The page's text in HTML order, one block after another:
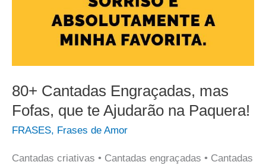
80+ Cantadas Engraçadas, mas
Fofas, que te Ajudarão na Paquera!
FRASES, Frases de Amor
Cantadas criativas • Cantadas engraçadas • Cantadas